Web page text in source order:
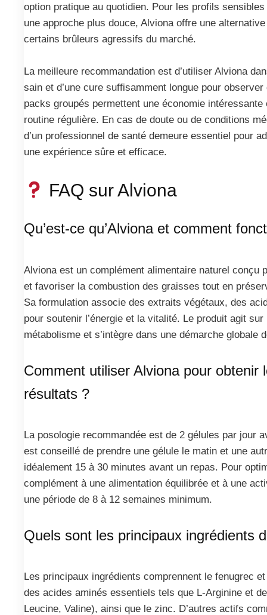
option pratique au quotidien. Pour les profils
une approche plus douce, Alviona offre une
certains brûleurs agressifs du marché.
La meilleure recommandation est d’utiliser Alviona
sain et d’une cure suffisamment longue pour
packs groupés permettent une économie intéressante
routine régulière. En cas de doute ou de conditions
d’un professionnel de santé demeure essentiel pour
une expérience sûre et efficace.
FAQ sur Alviona
Qu’est-ce qu’Alviona et comment
Alviona est un complément alimentaire naturel conçu
et favoriser la combustion des graisses tout en
Sa formulation associe des extraits végétaux, des
pour soutenir l’énergie et la vitalité. Le produit agit
métabolisme et s’intègre dans une démarche globale
Comment utiliser Alviona pour obtenir
résultats ?
La posologie recommandée est de 2 gélules par jour
est conseillé de prendre une gélule le matin et une
idéalement 15 à 30 minutes avant un repas. Pour
complément à une alimentation équilibrée et à une
une période de 8 à 12 semaines minimum.
Quels sont les principaux ingrédients
Les principaux ingrédients comprennent le fenugrec
des acides aminés essentiels tels que L-Arginine et
Leucine, Valine), ainsi que le zinc. D’autres actifs